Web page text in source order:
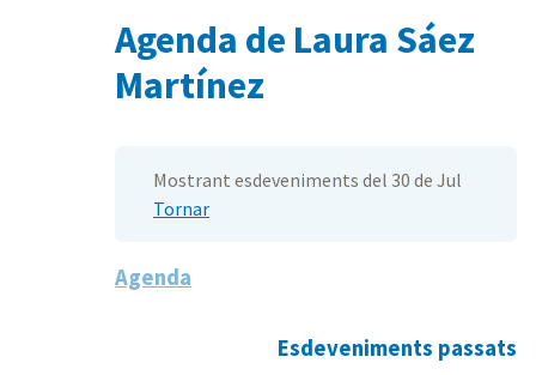
Agenda de Laura Sáez
Martínez
Mostrant esdeveniments del 30 de Jul
Tornar
Agenda
Esdeveniments passats